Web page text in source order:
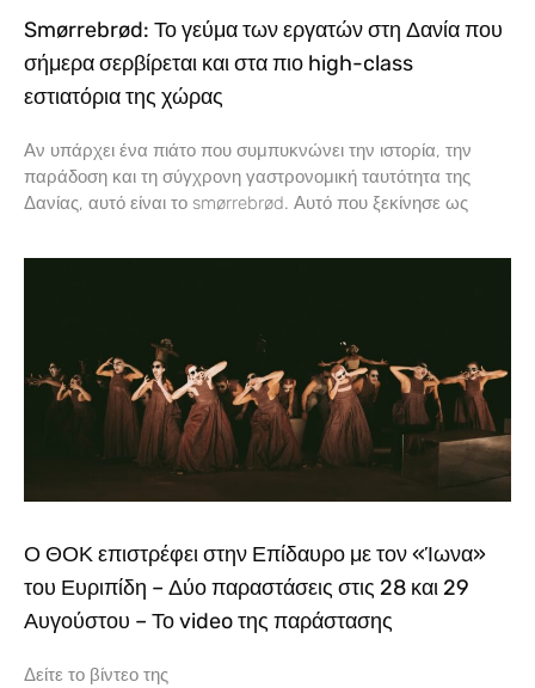
Smørrebrød: Το γεύμα των εργατών στη Δανία που
σήμερα σερβίρεται και στα πιο high-class
εστιατόρια της χώρας
Αν υπάρχει ένα πιάτο που συμπυκνώνει την ιστορία, την
παράδοση και τη σύγχρονη γαστρονομική ταυτότητα της
Δανίας, αυτό είναι το smørrebrød. Αυτό που ξεκίνησε ως
Ο ΘΟΚ επιστρέφει στην Επίδαυρο με τον «Ίωνα»
του Ευριπίδη – Δύο παραστάσεις στις 28 και 29
Αυγούστου – Το video της παράστασης
Δείτε το βίντεο της